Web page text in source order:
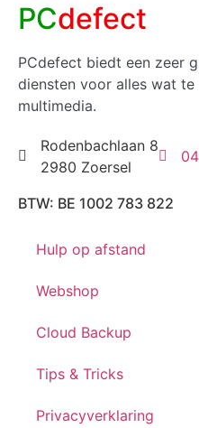
PCdefect
PCdefect biedt een zeer
diensten voor alles wat
multimedia.
Rodenbachlaan 8
2980 Zoersel
BTW: BE 1002 783 822
Hulp op afstand
Webshop
Cloud Backup
Tips & Tricks
Privacyverklaring